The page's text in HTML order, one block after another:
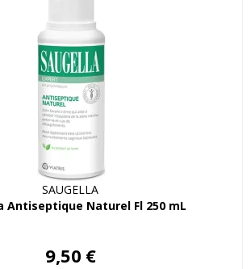
SAUGELLA
Antiseptique Naturel Fl 250 mL
9,50 €